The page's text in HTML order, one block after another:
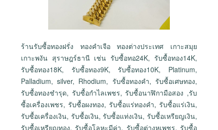
ร้านรับซื้อทองฝรั่ง ทองคำเจือ ทองต่างประเทศ เกาะสมุย
เกาะพงัน สุราษฎร์ธานี เช่น รับซื้อทอ24K, รับซื้อทอง14K,
รับซื้อทอง18K, รับซื้อทอง9K, รับซื้อทอง10K, Platinum,
Palladium, silver, Rhodium, รับซื้อทองคำ, รับซื้อเศษทอง,
รับซื้อทองชำรุด, รับซื้อกำไลเพชร, รับซื้อนาฬิกามือสอง ,รับ
ซื้อเครื่องเพชร, รับซื้อผงทอง, รับซื้อแร่ทองคำ, รับซื้อแร่เงิน,
รับซื้อเครื่องเงิน, รับซื้อเงิน, รับซื้อแท่งเงิน, รับซื้อเหรียญเงิน,
รับซื้อเหรียญทอง, รับซื้อโลหะมีค่า, รับซื้อต่างหูเพชร, รับซื้อ